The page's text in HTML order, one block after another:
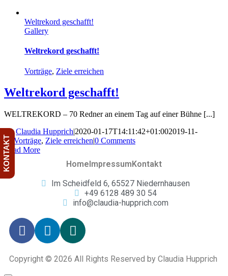
Weltrekord geschafft!
Gallery
Weltrekord geschafft!
Vorträge, Ziele erreichen
Weltrekord geschafft!
WELTREKORD – 70 Redner an einem Tag auf einer Bühne [...]
ByClaudia Hupprich|2020-01-17T14:11:42+01:002019-11-
27
Vorträge, Ziele erreichen|0 Comments
Read More
Home Impressum Kontakt
Im Scheidfeld 6, 65527 Niedernhausen
+49 6128 489 30 54
info@claudia-hupprich.com
Copyright © 2026 All Rights Reserved by Claudia Hupprich
KONTAKT